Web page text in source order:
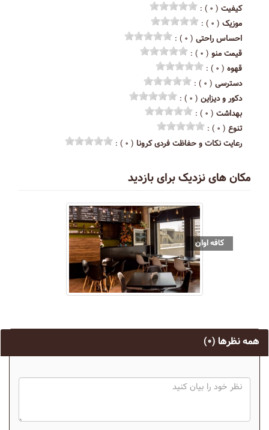
کیفیت ( ۰ ) :
موزیک ( ۰ ) :
احساس راحتی ( ۰ ) :
قیمت منو ( ۰ ) :
قهوه ( ۰ ) :
دسترسی ( ۰ ) :
دکور و دیزاین ( ۰ ) :
بهداشت ( ۰ ) :
تنوع ( ۰ ) :
رعایت نکات و حفاظت فردی کرونا ( ۰ ) :
مکان های نزدیک برای بازدید
کافه اوان
همه نظرها (۰)